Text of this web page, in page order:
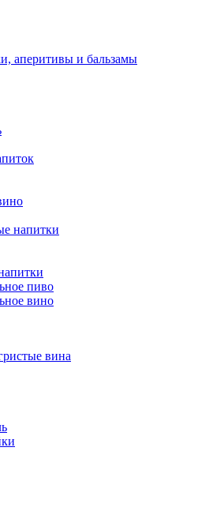
аперитивы и бальзамы
напитки
пиво
вино
вина